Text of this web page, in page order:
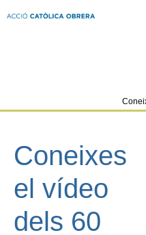
Coneixes
el vídeo
dels 60